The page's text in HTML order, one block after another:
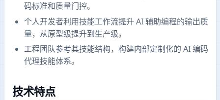
码标准和质量门控。
个人开发者利用技能工作流提升 AI 辅助编程的输出质
量，从原型级提升到生产级。
工程团队参考其技能结构，构建内部定制化的 AI 编码
代理技能体系。
技术特点